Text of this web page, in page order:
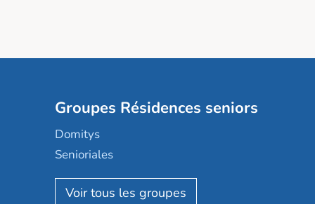
Groupes Résidences seniors
Domitys
Senioriales
Nohée
Les Résidentiels